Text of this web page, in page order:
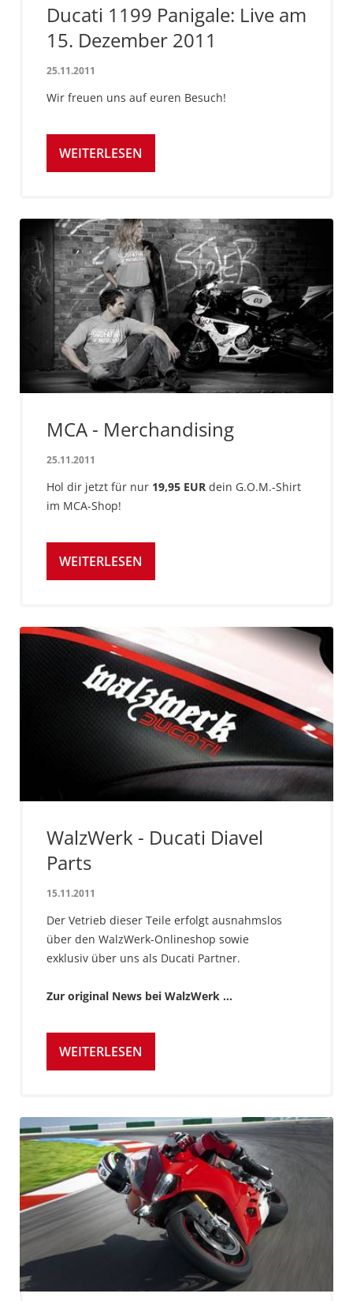
Ducati 1199 Panigale: Live am
15. Dezember 2011
25.11.2011
Wir freuen uns auf euren Besuch!
WEITERLESEN
MCA - Merchandising
25.11.2011
Hol dir jetzt für nur 19,95 EUR dein G.O.M.-Shirt
im MCA-Shop!
WEITERLESEN
WalzWerk - Ducati Diavel
Parts
15.11.2011
Der Vetrieb dieser Teile erfolgt ausnahmslos
über den WalzWerk-Onlineshop sowie
exklusiv über uns als Ducati Partner.
Zur original News bei WalzWerk ...
WEITERLESEN